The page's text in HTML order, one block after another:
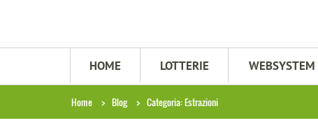
HOME LOTTERIE WEBSYSTEM
Home Blog Categoria: Estrazioni